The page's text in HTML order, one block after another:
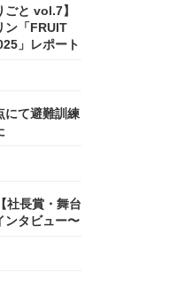
ごと vol.7】
ン「FRUIT
」レポート
にて避難訓練
社長賞・舞台
ンタビュー〜